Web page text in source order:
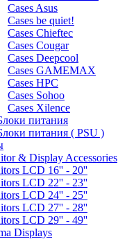
Cases Asus
Cases be quiet!
Cases Chieftec
Cases Cougar
Cases Deepcool
Cases GAMEMAX
Cases HPC
Cases Sohoo
Cases Xilence
питания
питания ( PSU )
& Display Accessories
LCD 16'' - 20''
LCD 22'' - 23''
LCD 24'' - 25''
LCD 27'' - 28''
LCD 29'' - 49''
Displays